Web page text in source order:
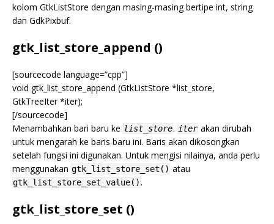
kolom GtkListStore dengan masing-masing bertipe int, string
dan GdkPixbuf.
gtk_list_store_append ()
[sourcecode language=”cpp”]
void gtk_list_store_append (GtkListStore *list_store,
GtkTreeIter *iter);
[/sourcecode]
Menambahkan bari baru ke list_store. iter akan dirubah
untuk mengarah ke baris baru ini. Baris akan dikosongkan
setelah fungsi ini digunakan. Untuk mengisi nilainya, anda perlu
menggunakan gtk_list_store_set() atau
gtk_list_store_set_value().
gtk_list_store_set ()